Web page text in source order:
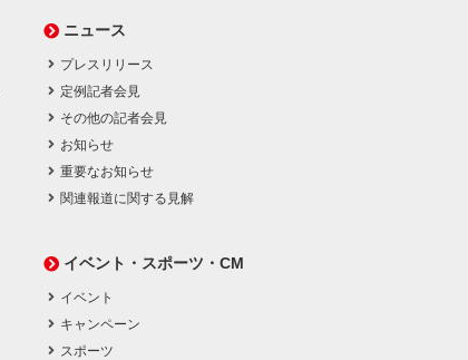
ニュース
プレスリリース
定例記者会見
その他の記者会見
お知らせ
重要なお知らせ
関連報道に関する見解
イベント・スポーツ・CM
イベント
キャンペーン
スポーツ